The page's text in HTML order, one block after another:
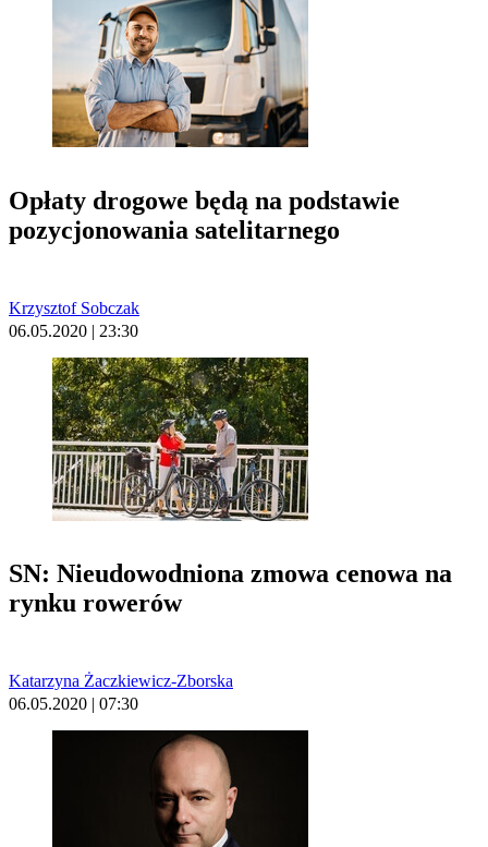
Opłaty drogowe będą na podstawie
pozycjonowania satelitarnego
Krzysztof Sobczak
06.05.2020 | 23:30
SN: Nieudowodniona zmowa cenowa na
rynku rowerów
Katarzyna Żaczkiewicz-Zborska
06.05.2020 | 07:30